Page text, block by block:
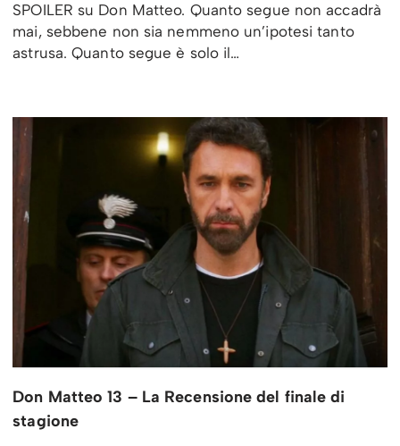
SPOILER su Don Matteo. Quanto segue non accadrà
mai, sebbene non sia nemmeno un’ipotesi tanto
astrusa. Quanto segue è solo il…
Don Matteo 13 – La Recensione del finale di
stagione